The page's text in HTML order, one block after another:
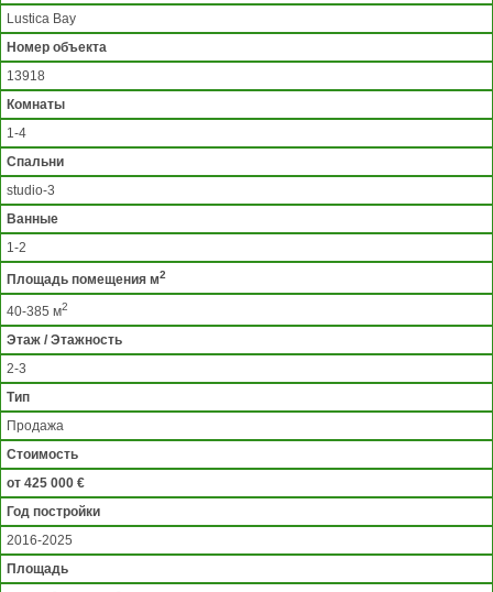
Lustica Bay
Номер объекта
13918
Комнаты
1-4
Спальни
studio-3
Ванные
1-2
Площадь помещения м2
40-385 м2
Этаж / Этажность
2-3
Тип
Продажа
Стоимость
от 425 000 €
Год постройки
2016-2025
Площадь